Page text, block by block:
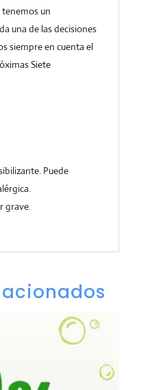
un
una de las decisiones
siempre en cuenta el
Siete
Puede
grave.